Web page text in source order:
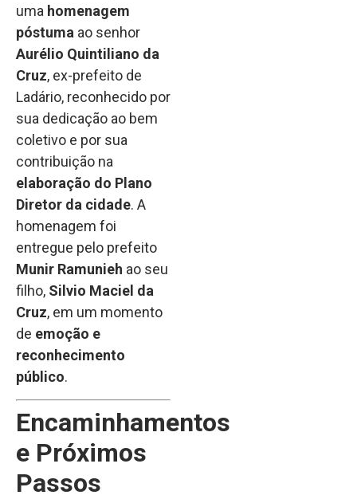
uma homenagem
póstuma ao senhor
Aurélio Quintiliano da
Cruz, ex-prefeito de
Ladário, reconhecido por
sua dedicação ao bem
coletivo e por sua
contribuição na
elaboração do Plano
Diretor da cidade. A
homenagem foi
entregue pelo prefeito
Munir Ramunieh ao seu
filho, Silvio Maciel da
Cruz, em um momento
de emoção e
reconhecimento
público.
Encaminhamentos
e Próximos
Passos